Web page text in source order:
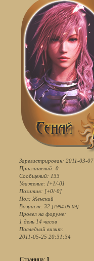
Зарегистрирован: 2011-03-07
Приглашений: 0
Сообщений: 133
Уважение: [+1/-0]
Позитив: [+0/-0]
Пол: Женский
Возраст: 32 [1994-05-09]
Провел на форуме:
1 день 14 часов
Последний визит:
2011-05-25 20:31:34
Страница: 1